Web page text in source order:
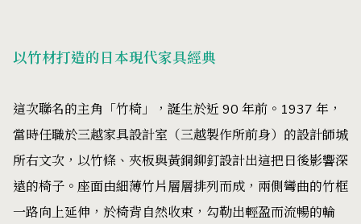
以竹材打造的日本現代家具經典
這次聯名的主角「竹椅」，誕生於近 90 年前。1937 年，
當時任職於三越家具設計室（三越製作所前身）的設計師城
所右文次，以竹條、夾板與黃銅鉚釘設計出這把日後影響深
遠的椅子。座面由細薄竹片層層排列而成，兩側彎曲的竹框
一路向上延伸，於椅背自然收束，勾勒出輕盈而流暢的輪